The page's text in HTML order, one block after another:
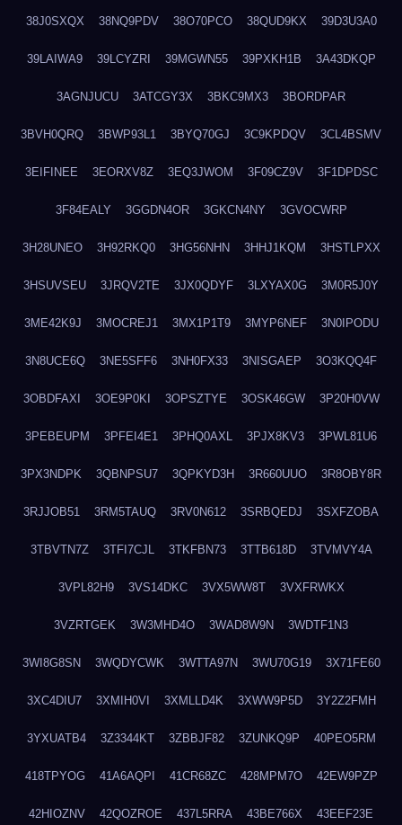
38J0SXQX 38NQ9PDV 38O70PCO 38QUD9KX 39D3U3A0
39LAIWA9 39LCYZRI 39MGWN55 39PXKH1B 3A43DKQP
3AGNJUCU 3ATCGY3X 3BKC9MX3 3BORDPAR
3BVH0QRQ 3BWP93L1 3BYQ70GJ 3C9KPDQV 3CL4BSMV
3EIFINEE 3EORXV8Z 3EQ3JWOM 3F09CZ9V 3F1DPDSC
3F84EALY 3GGDN4OR 3GKCN4NY 3GVOCWRP
3H28UNEO 3H92RKQ0 3HG56NHN 3HHJ1KQM 3HSTLPXX
3HSUVSEU 3JRQV2TE 3JX0QDYF 3LXYAX0G 3M0R5J0Y
3ME42K9J 3MOCREJ1 3MX1P1T9 3MYP6NEF 3N0IPODU
3N8UCE6Q 3NE5SFF6 3NH0FX33 3NISGAEP 3O3KQQ4F
3OBDFAXI 3OE9P0KI 3OPSZTYE 3OSK46GW 3P20H0VW
3PEBEUPM 3PFEI4E1 3PHQ0AXL 3PJX8KV3 3PWL81U6
3PX3NDPK 3QBNPSU7 3QPKYD3H 3R660UUO 3R8OBY8R
3RJJOB51 3RM5TAUQ 3RV0N612 3SRBQEDJ 3SXFZOBA
3TBVTN7Z 3TFI7CJL 3TKFBN73 3TTB618D 3TVMVY4A
3VPL82H9 3VS14DKC 3VX5WW8T 3VXFRWKX
3VZRTGEK 3W3MHD4O 3WAD8W9N 3WDTF1N3
3WI8G8SN 3WQDYCWK 3WTTA97N 3WU70G19 3X71FE60
3XC4DIU7 3XMIH0VI 3XMLLD4K 3XWW9P5D 3Y2Z2FMH
3YXUATB4 3Z3344KT 3ZBBJF82 3ZUNKQ9P 40PEO5RM
418TPYOG 41A6AQPI 41CR68ZC 428MPM7O 42EW9PZP
42HIOZNV 42QOZROE 437L5RRA 43BE766X 43EEF23E